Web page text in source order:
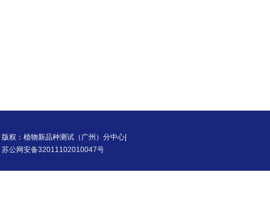
版权：植物新品种测试（广州）分中心|
苏公网安备32011102010047号